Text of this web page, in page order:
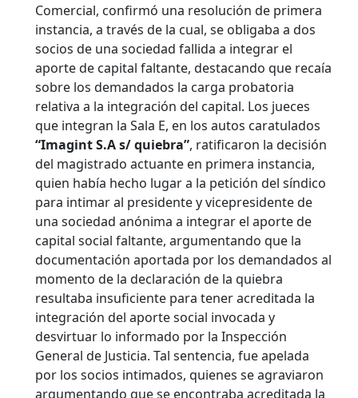
Comercial, confirmó una resolución de primera
instancia, a través de la cual, se obligaba a dos
socios de una sociedad fallida a integrar el
aporte de capital faltante, destacando que recaía
sobre los demandados la carga probatoria
relativa a la integración del capital. Los jueces
que integran la Sala E, en los autos caratulados
“Imagint S.A s/ quiebra”, ratificaron la decisión
del magistrado actuante en primera instancia,
quien había hecho lugar a la petición del síndico
para intimar al presidente y vicepresidente de
una sociedad anónima a integrar el aporte de
capital social faltante, argumentando que la
documentación aportada por los demandados al
momento de la declaración de la quiebra
resultaba insuficiente para tener acreditada la
integración del aporte social invocada y
desvirtuar lo informado por la Inspección
General de Justicia. Tal sentencia, fue apelada
por los socios intimados, quienes se agraviaron
argumentando que se encontraba acreditada la